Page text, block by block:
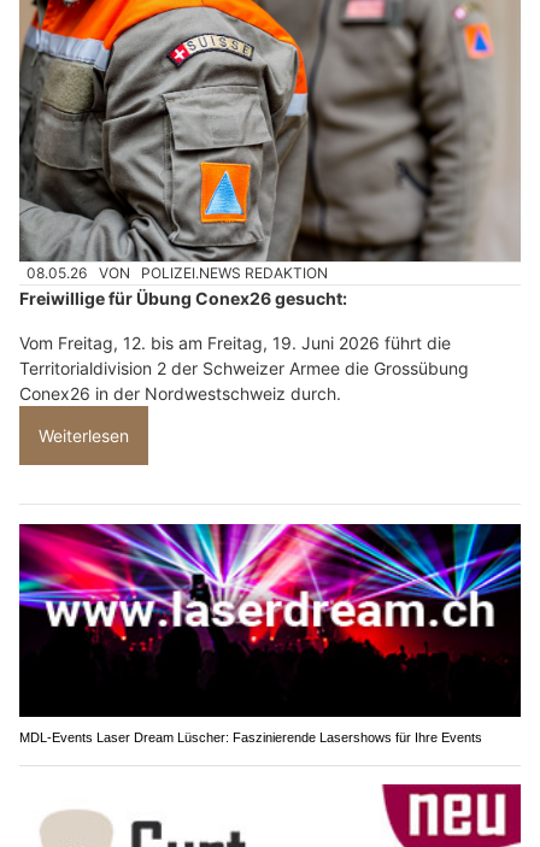
08.05.26 VON POLIZEI.NEWS REDAKTION
Freiwillige für Übung Conex26 gesucht:
Vom Freitag, 12. bis am Freitag, 19. Juni 2026 führt die
Territorialdivision 2 der Schweizer Armee die Grossübung
Conex26 in der Nordwestschweiz durch.
Weiterlesen
MDL-Events Laser Dream Lüscher: Faszinierende Lasershows für Ihre Events